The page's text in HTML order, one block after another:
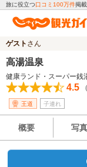
旅に役立つ口コミ100万件掲載
ゲスト さん
高湯温泉
健康ランド・スーパー銭
4.5 （
王道 子連れ
概要 写真